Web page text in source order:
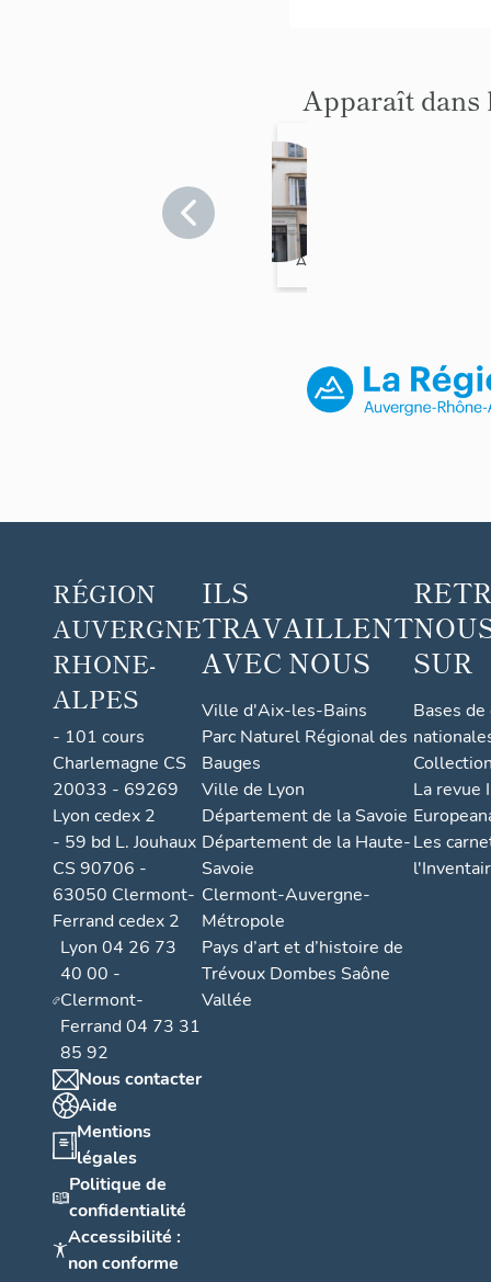
Apparaît dans
Ensemble de
deux
maisons
Rhône
Lyon 7e
Arrondissement
RÉGION
AUVERGNE
RHONE-
ALPES
- 101 cours
Charlemagne CS
20033 - 69269
Lyon cedex 2
- 59 bd L. Jouhaux
CS 90706 -
63050 Clermont-
Ferrand cedex 2
Lyon 04 26 73
40 00 -
Clermont-
Ferrand 04 73 31
85 92
Nous contacter
Aide
Mentions
légales
Politique de
confidentialité
Accessibilité :
non conforme
ILS
TRAVAILLENT
AVEC NOUS
Ville d'Aix-les-Bains
Parc Naturel Régional des
Bauges
Ville de Lyon
Département de la Savoie
Département de la Haute-
Savoie
Clermont-Auvergne-
Métropole
Pays d’art et d’histoire de
Trévoux Dombes Saône
Vallée
SUR
Bases
La revue
Les